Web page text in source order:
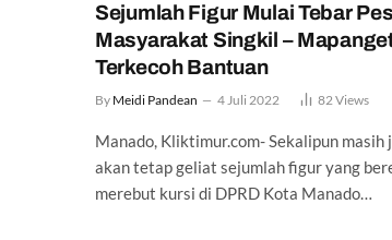
Sejumlah Figur Mulai Tebar
Masyarakat Singkil –
Terkecoh Bantuan
By Meidi Pandean 4 Juli 2022 82Views
Manado, Kliktimur.com- Sekalipun masih
akan tetap geliat sejumlah figur yang
merebut kursi di DPRD Kota Manado…